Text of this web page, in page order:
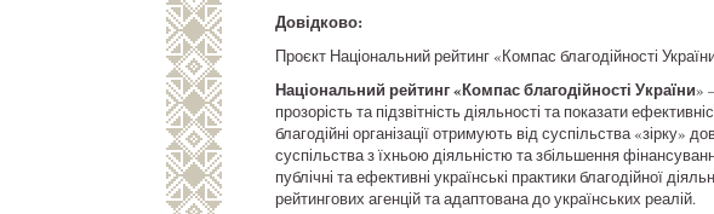
Довідково:
Проєкт Національний рейтинг «Компас благодійності
Національний рейтинг «Компас благодійності України»
прозорість та підзвітність діяльності та показати
благодійні організації отримують від суспільства
суспільства з їхньою діяльністю та збільшення
публічні та ефективні українські практики благодійної
рейтингових агенцій та адаптована до українських реалій.